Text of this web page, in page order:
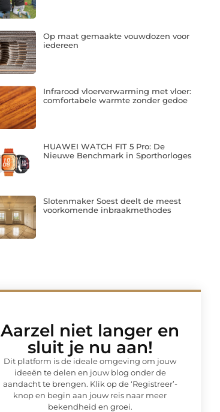
Op maat gemaakte vouwdozen voor
iedereen
Infrarood vloerverwarming met vloer:
comfortabele warmte zonder gedoe
HUAWEI WATCH FIT 5 Pro: De
Nieuwe Benchmark in Sporthorloges
Slotenmaker Soest deelt de meest
voorkomende inbraakmethodes
Aarzel niet langer en
sluit je nu aan!
Dit platform is de ideale omgeving om jouw
ideeën te delen en jouw blog onder de
aandacht te brengen. Klik op de ‘Registreer’-
knop en begin aan jouw reis naar meer
bekendheid en groei.